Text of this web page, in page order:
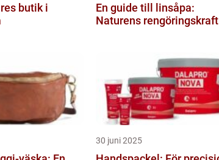
butik i
En guide till linsåpa:
Naturens rengöringskraft
30 juni 2025